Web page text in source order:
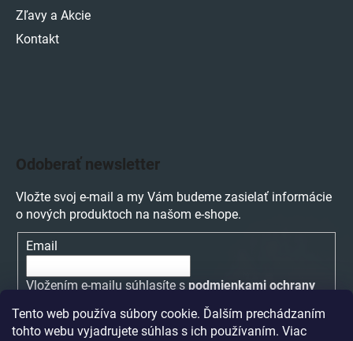
Tento web používa súbory cookie. Ďalším prechádzaním
tohto webu vyjadrujete súhlas s ich používaním. Viac
Zľavy a Akcie
Kontakt
Odoberať newsletter
Vložte svoj e-mail a my Vám budeme zasielať informácie
o nových produktoch na našom e-shope.
Email
Vložením e-mailu súhlasíte s podmienkami ochrany